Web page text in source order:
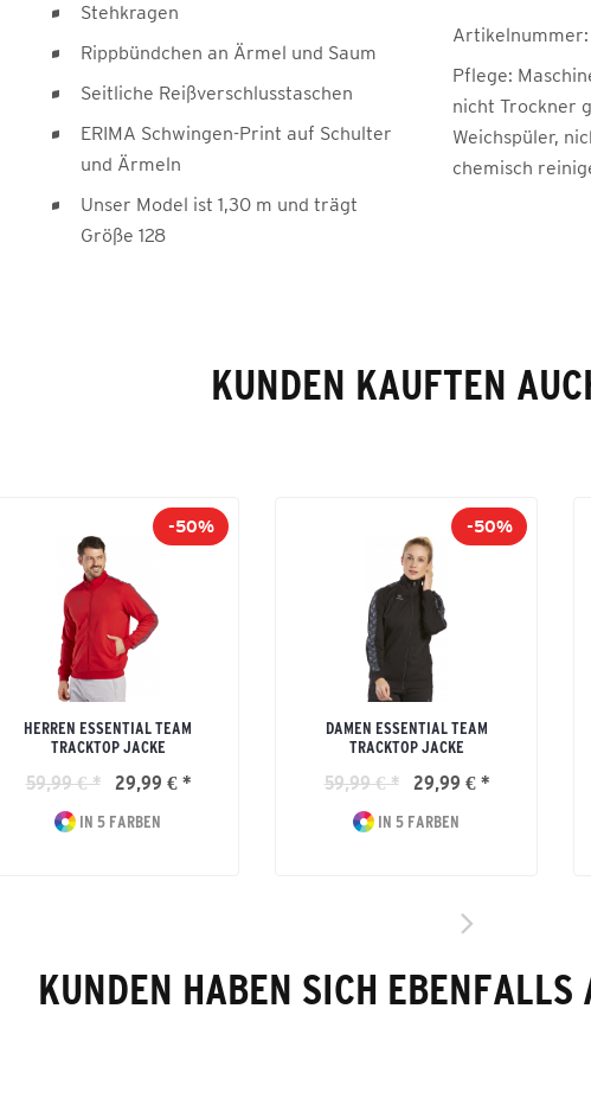
Stehkragen
Rippbündchen an Ärmel und Saum
Seitliche Reißverschlusstaschen
ERIMA Schwingen-Print auf Schulter
und Ärmeln
Unser Model ist 1,30 m und trägt
Größe 128
Artikelnummer:
Pflege:
nicht Trockner
Weichspüler,
chemisch
KUNDEN KAUFTEN
-50%
HERREN ESSENTIAL TEAM
TRACKTOP JACKE
59,99 € * 29,99 € *
IN 5 FARBEN
-50%
DAMEN ESSENTIAL TEAM
TRACKTOP JACKE
59,99 € * 29,99 € *
IN 5 FARBEN
KUNDEN HABEN SICH EBENFALLS